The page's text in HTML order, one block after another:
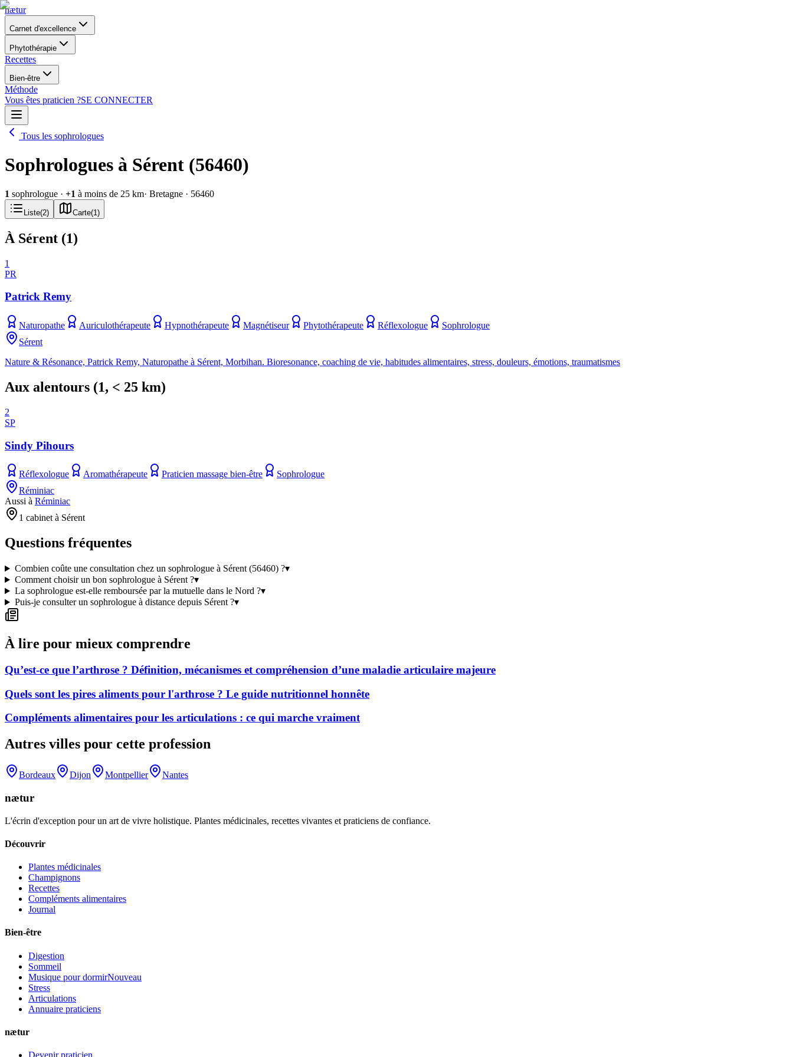
nætur
Carnet d'excellence
Phytothérapie
Recettes
Bien-être
Méthode
Vous êtes praticien ?SE CONNECTER
Tous les sophrologues
Sophrologues à Sérent (56460)
1 sophrologue · +1 à moins de 25 km· Bretagne · 56460
Liste(2) Carte(1 )
À Sérent (1)
1
PR
Patrick Remy
Naturopathe Auriculothérapeute Hypnothérapeute Magnétiseur Phytothérapeute Réflexologue
Sophrologue
Sérent
Nature & Résonance, Patrick Remy, Naturopathe à Sérent, Morbihan. Bioresonance, coaching de vie, habitudes alimentaires, stress, douleurs, émotions, traumatismes
Aux alentours (1, < 25 km)
2
SP
Sindy Pihours
Réflexologue Aromathérapeute Praticien massage bien-être
Sophrologue
Réminiac
Aussi à Réminiac
1 cabinet à Sérent
Questions fréquentes
Combien coûte une consultation chez un sophrologue à Sérent (56460) ?▾
Comment choisir un bon sophrologue à Sérent ?▾
La sophrologue est-elle remboursée par la mutuelle dans le Nord ?▾
Puis-je consulter un sophrologue à distance depuis Sérent ?▾
À lire pour mieux comprendre
Qu’est-ce que l’arthrose ? Définition, mécanismes et compréhension d’une maladie articulaire majeure
Quels sont les pires aliments pour l'arthrose ? Le guide nutritionnel honnête
Compléments alimentaires pour les articulations : ce qui marche vraiment
Autres villes pour cette profession
Bordeaux Dijon Montpellier Nantes
nætur
L'écrin d'exception pour un art de vivre holistique. Plantes médicinales, recettes vivantes et praticiens de confiance.
Découvrir
Plantes médicinales
Champignons
Recettes
Compléments alimentaires
Journal
Bien-être
Digestion
Sommeil
Musique pour dormirNouveau
Stress
Articulations
Annuaire praticiens
nætur